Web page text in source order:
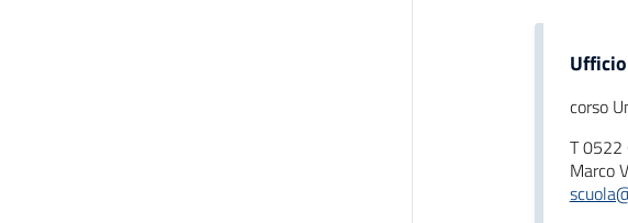
corso
T
Marco